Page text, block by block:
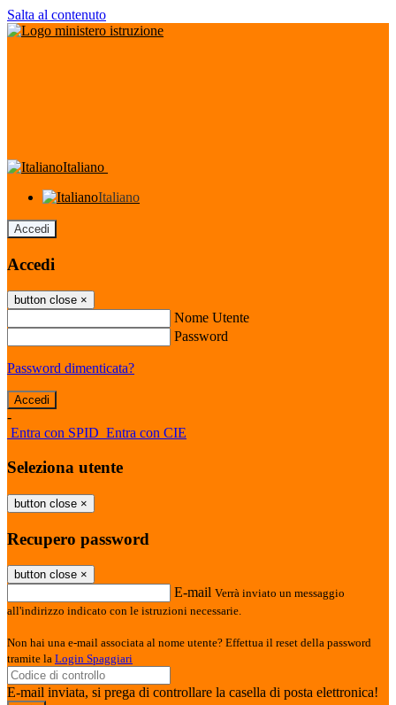
Salta al contenuto
Italiano
Italiano
Accedi
Accedi
button close ×
Nome Utente
Password
Password dimenticata?
-
Entra con SPID Entra con CIE
Seleziona utente
button close ×
Recupero password
button close ×
E-mail Verrà inviato un messaggio
all'indirizzo indicato con le istruzioni necessarie.
Non hai una e-mail associata al nome utente? Effettua il reset della password
tramite la Login Spaggiari
E-mail inviata, si prega di controllare la casella di posta elettronica!